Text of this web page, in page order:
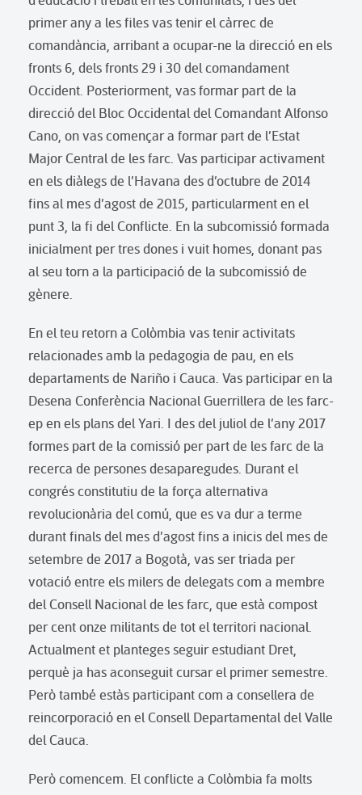
primer any a les files vas tenir el càrrec de
comandància, arribant a ocupar-ne la direcció en els
fronts 6, dels fronts 29 i 30 del comandament
Occident. Posteriorment, vas formar part de la
direcció del Bloc Occidental del Comandant Alfonso
Cano, on vas començar a formar part de l’Estat
Major Central de les farc. Vas participar activament
en els diàlegs de l’Havana des d’octubre de 2014
fins al mes d’agost de 2015, particularment en el
punt 3, la fi del Conflicte. En la subcomissió formada
inicialment per tres dones i vuit homes, donant pas
al seu torn a la participació de la subcomissió de
gènere.
En el teu retorn a Colòmbia vas tenir activitats
relacionades amb la pedagogia de pau, en els
departaments de Nariño i Cauca. Vas participar en la
Desena Conferència Nacional Guerrillera de les farc-
ep en els plans del Yari. I des del juliol de l’any 2017
formes part de la comissió per part de les farc de la
recerca de persones desaparegudes. Durant el
congrés constitutiu de la força alternativa
revolucionària del comú, que es va dur a terme
durant finals del mes d’agost fins a inicis del mes de
setembre de 2017 a Bogotà, vas ser triada per
votació entre els milers de delegats com a membre
del Consell Nacional de les farc, que està compost
per cent onze militants de tot el territori nacional.
Actualment et planteges seguir estudiant Dret,
perquè ja has aconseguit cursar el primer semestre.
Però també estàs participant com a consellera de
reincorporació en el Consell Departamental del Valle
del Cauca.
Però comencem. El conflicte a Colòmbia fa molts